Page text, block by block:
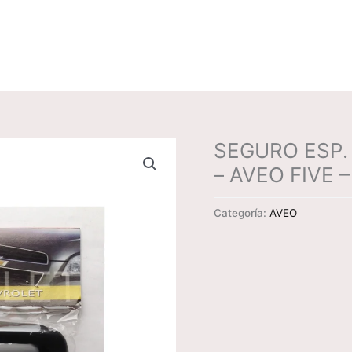
SEGURO
– AVEO FIVE
Categoría: AVEO